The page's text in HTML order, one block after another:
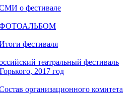
о фестивале
фестиваля
театральный фестиваль
2017 год
организационного комитета